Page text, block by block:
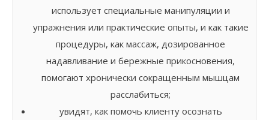
использует специальные манипуляции и
упражнения или практические опыты, и как такие
процедуры, как массаж, дозированное
надавливание и бережные прикосновения,
помогают хронически сокращенным мышцам
расслабиться;
увидят, как помочь клиенту осознать